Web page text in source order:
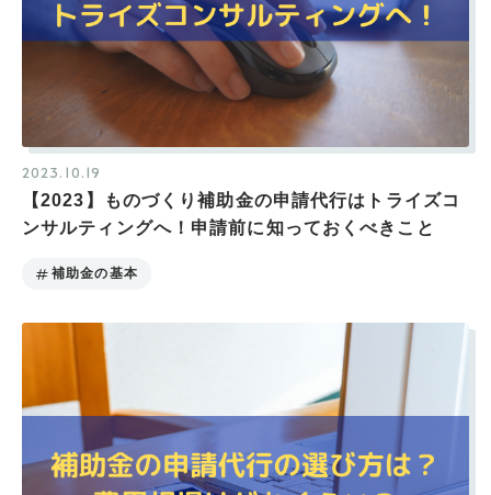
2023.10.19
【2023】ものづくり補助金の申請代行はトライズコ
ンサルティングへ！申請前に知っておくべきこと
補助金の基本